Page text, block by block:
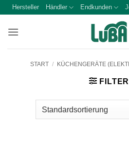
Zum
springen
Hersteller Händler Endkunden
START / KÜCHENGERÄTE
FILTER